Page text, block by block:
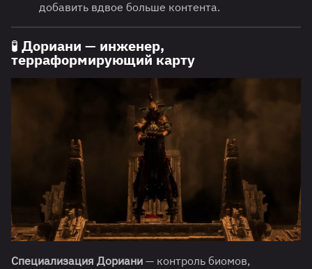
добавить вдвое больше контента.
🧪 Дориани — инженер,
терраформирующий карту
Специализация Дориани — контроль биомов,